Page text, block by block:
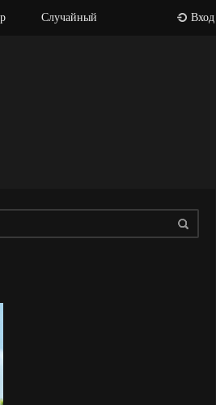
Случайный Вход